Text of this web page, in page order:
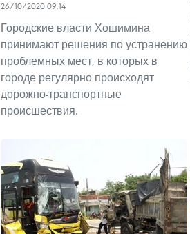
26/10/2020 09:14
Городские власти Хошимина
принимают решения по устранению
проблемных мест, в которых в
городе регулярно происходят
дорожно-транспортные
происшествия.